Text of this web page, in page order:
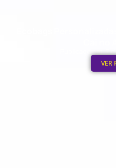
Publicado em: 7
VER